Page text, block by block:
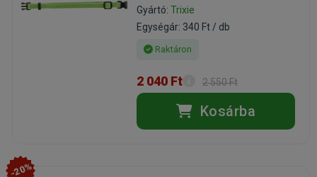
Gyártó: Trixie
Egységár: 340 Ft / db
Raktáron
2 040 Ft 2 550 Ft
Kosárba
-20%